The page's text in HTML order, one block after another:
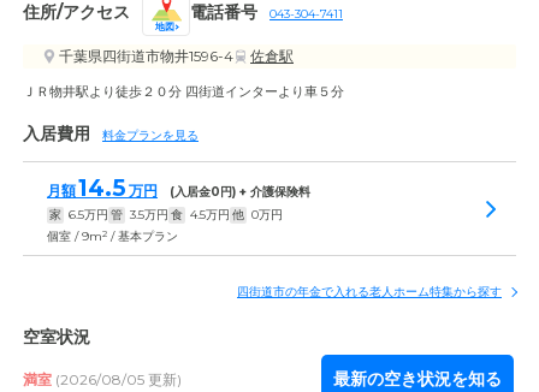
住所/アクセス
地図
電話番号 043-304-7411
千葉県四街道市物井1596-4 佐倉駅
ＪＲ物井駅より徒歩２０分 四街道インターより車５分
入居費用 料金プランを見る
月額14.5 万円 (入居金0 円) + 介護保険料
家 6.5万円 管 3.5万円 食 4.5万円 他 0万円
個室 / 9m2 / 基本プラン
四街道市の年金で入れる老人ホーム特集から探す
空室状況
満室 (2026/08/05 更新) 最新の空き状況を知る